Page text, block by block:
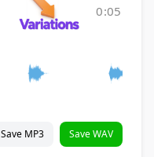
0:05
Save MP3 Save WAV